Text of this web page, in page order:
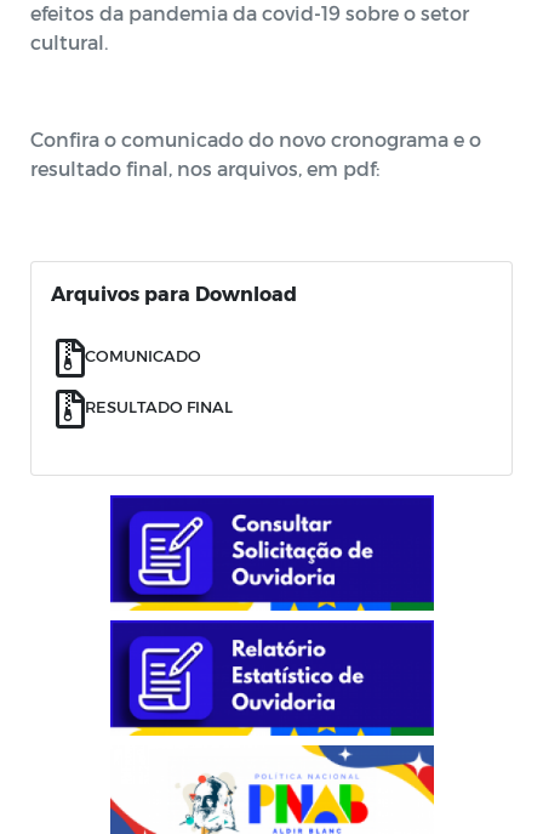
efeitos da pandemia da covid-19 sobre o setor
cultural.
Confira o comunicado do novo cronograma e o
resultado final, nos arquivos, em pdf:
Arquivos para Download
COMUNICADO
RESULTADO FINAL